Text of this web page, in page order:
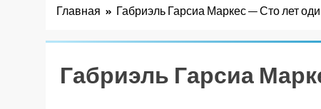
Главная Габриэль Гарсиа Маркес — Сто лет
Габриэль Гарсиа